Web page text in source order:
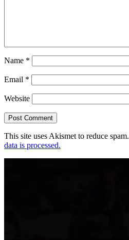
Name *
Email *
Website
This site uses Akismet to reduce spam.
data is processed.